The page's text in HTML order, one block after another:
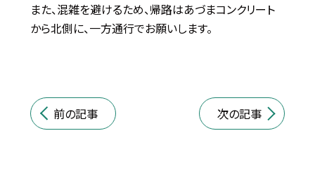
また、混雑を避けるため、帰路はあづまコンクリート
から北側に、一方通行でお願いします。
前の記事 次の記事